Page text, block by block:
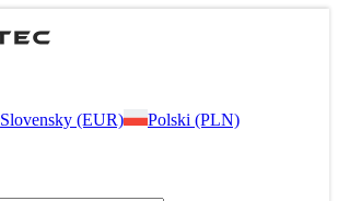
Slovensky (EUR)
Polski (PLN)